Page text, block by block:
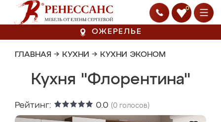
0
ОЖЕРЕЛЬЕ
ГЛАВНАЯ → КУХНИ → КУХНИ ЭКОНОМ
Кухня "Флорентина"
Рейтинг: 0.0 (0 голосов)